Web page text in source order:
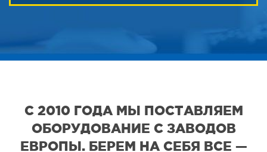
С 2010 ГОДА МЫ ПОСТАВЛЯЕМ
ОБОРУДОВАНИЕ С ЗАВОДОВ
ЕВРОПЫ. БЕРЕМ НА СЕБЯ ВСЕ —